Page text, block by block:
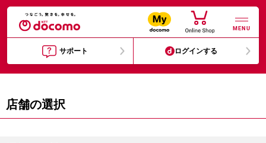
MENU
サポート ログインする
店舗の選択